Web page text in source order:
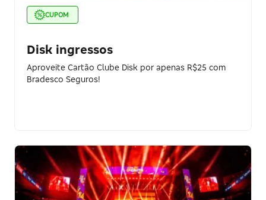
CUPOM
Disk ingressos
Aproveite Cartão Clube Disk por apenas R$25 com
Bradesco Seguros!